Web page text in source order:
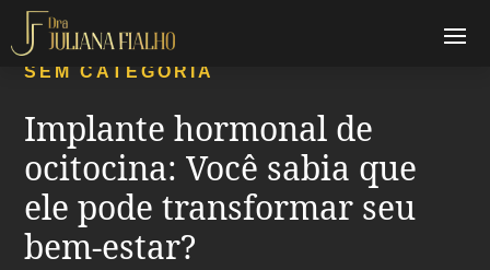
SEM CATEGORIA
Implante hormonal de
ocitocina: Você sabia que
ele pode transformar seu
bem-estar?